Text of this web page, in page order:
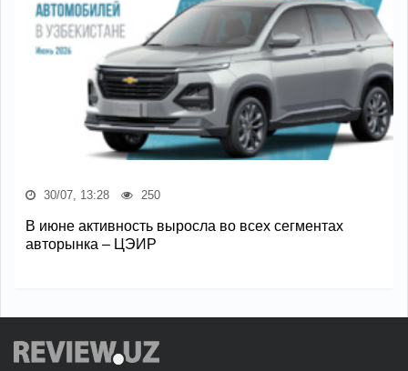
30/07, 13:28 250
В июне активность выросла во всех сегментах
авторынка – ЦЭИР